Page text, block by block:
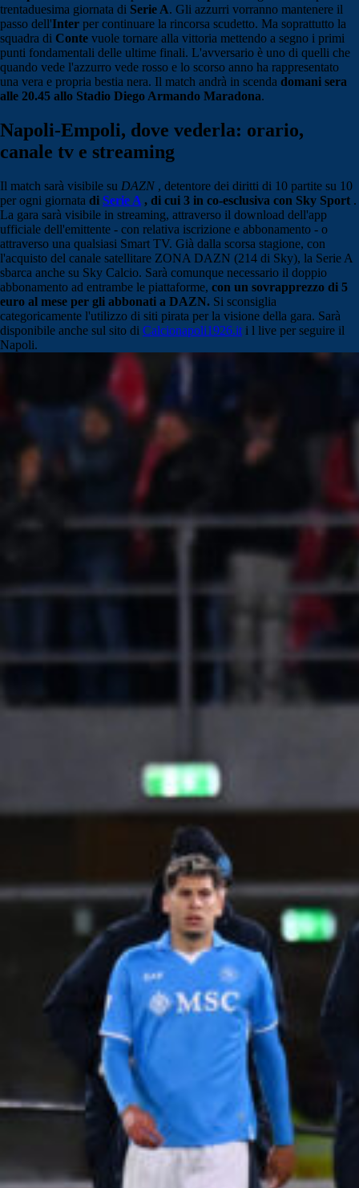
trentaduesima giornata di Serie A. Gli azzurri vorranno mantenere il
passo dell'Inter per continuare la rincorsa scudetto. Ma soprattutto la
squadra di Conte vuole tornare alla vittoria mettendo a segno i primi
punti fondamentali delle ultime finali. L'avversario è uno di quelli che
quando vede l'azzurro vede rosso e lo scorso anno ha rappresentato
una vera e propria bestia nera. Il match andrà in scenda domani sera
alle 20.45 allo Stadio Diego Armando Maradona.
Napoli-Empoli, dove vederla: orario,
canale tv e streaming
Il match sarà visibile su DAZN , detentore dei diritti di 10 partite su 10
per ogni giornata di Serie A , di cui 3 in co-esclusiva con Sky Sport .
La gara sarà visibile in streaming, attraverso il download dell'app
ufficiale dell'emittente - con relativa iscrizione e abbonamento - o
attraverso una qualsiasi Smart TV. Già dalla scorsa stagione, con
l'acquisto del canale satellitare ZONA DAZN (214 di Sky), la Serie A
sbarca anche su Sky Calcio. Sarà comunque necessario il doppio
abbonamento ad entrambe le piattaforme, con un sovrapprezzo di 5
euro al mese per gli abbonati a DAZN. Si sconsiglia
categoricamente l'utilizzo di siti pirata per la visione della gara. Sarà
disponibile anche sul sito di Calcionapoli1926.it i l live per seguire il
Napoli.